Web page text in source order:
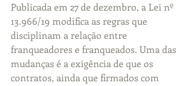
Publicada em 27 de dezembro, a Lei nº
13.966/19 modifica as regras que
disciplinam a relação entre
franqueadores e franqueados. Uma das
mudanças é a exigência de que os
contratos, ainda que firmados com